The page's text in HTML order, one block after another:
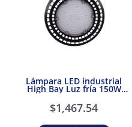
Lámpara LED industrial
High Bay Luz fría 150W
$1,467.54